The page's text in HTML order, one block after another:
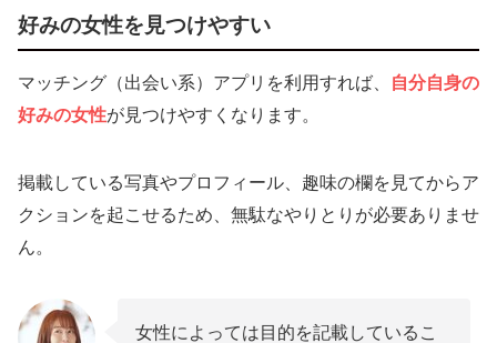
好みの女性を見つけやすい
マッチング（出会い系）アプリを利用すれば、
自分自身の
好みの女性が見つけやすくなります。
掲載している写真やプロフィール、趣味の欄を見てからア
クションを起こせるため、無駄なやりとりが必要ありませ
ん。
女性によっては目的を記載しているこ